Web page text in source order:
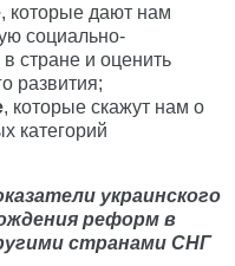
, которые дают нам
социально-
стране и оценить
развития;
, которые скажут нам о
категорий
украинского
реформ в
странами СНГ